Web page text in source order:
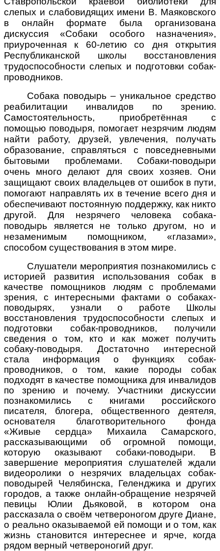
слепых и слабовидящих имени В. Маяковского
в онлайн формате была организована
дискуссия «Собаки особого назначения»,
приуроченная к 60-летию со дня открытия
Республиканской школы восстановления
трудоспособности слепых и подготовки собак-
проводников.
Собака поводырь – уникальное средство
реабилитации инвалидов по зрению.
Самостоятельность, приобретённая с
помощью поводыря, помогает незрячим людям
найти работу, друзей, увлечения, получать
образование, справляться с повседневными
бытовыми проблемами. Собаки-поводыри
очень много делают для своих хозяев. Они
защищают своих владельцев от ошибок в пути,
помогают направлять их в течение всего дня и
обеспечивают постоянную поддержку, как никто
другой. Для незрячего человека собака-
поводырь является не только другом, но и
незаменимым помощником, «глазами»,
способом существования в этом мире.
Слушатели мероприятия познакомились с
историей развития использования собак в
качестве помощников людям с проблемами
зрения, с интересными фактами о собаках-
поводырях, узнали о работе Школы
восстановления трудоспособности слепых и
подготовки собак-проводников, получили
сведения о том, кто и как может получить
собаку-поводыря. Достаточно интересной
стала информация о функциях собак-
проводников, о том, какие породы собак
подходят в качестве помощника для инвалидов
по зрению и почему. Участники дискуссии
познакомились с книгами российского
писателя, блогера, общественного деятеля,
основателя благотворительного фонда
«Живые сердца» Михаила Самарского,
рассказывающими об огромной помощи,
которую оказывают собаки-поводыри. В
завершение мероприятия слушателей ждали
видеоролики о незрячих владельцах собак-
поводырей Челябинска, Геленджика и других
городов, а также онлайн-обращение незрячей
певицы Юлии Дьяковой, в котором она
рассказала о своём четвероногом друге Диане,
о реально оказываемой ей помощи и о том, как
жизнь становится интереснее и ярче, когда
рядом верный четвероногий друг.